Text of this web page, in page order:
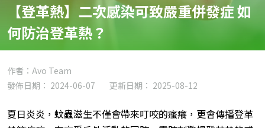
【登革熱】二次感染可致嚴重併發症 如
何防治登革熱？
作者：Avo Team
發佈日期： 2024-06-07
更新日期： 2025-08-12
夏日炎炎，蚊蟲滋生不僅會帶來叮咬的瘙癢，更會傳播登革